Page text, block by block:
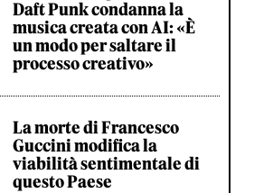
Daft Punk condanna la
musica creata con AI: «È
un modo per saltare il
processo creativo»
La morte di Francesco
Guccini modifica la
viabilità sentimentale di
questo Paese